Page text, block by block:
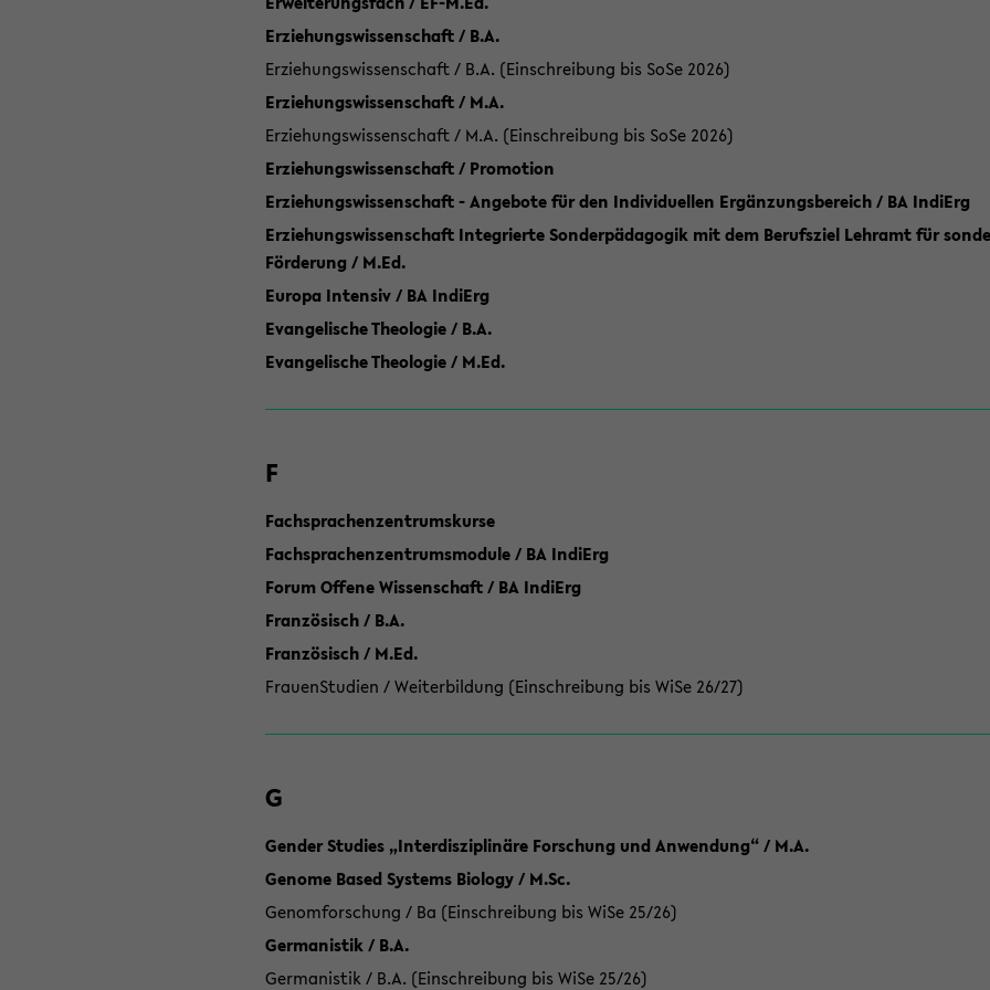
Erziehungswissenschaft / B.A.
Erziehungswissenschaft / B.A. (Einschreibung bis SoSe 2026)
Erziehungswissenschaft / M.A.
Erziehungswissenschaft / M.A. (Einschreibung bis SoSe 2026)
Erziehungswissenschaft / Promotion
Erziehungswissenschaft - Angebote für den Individuellen Ergänzungsbereich / BA IndiErg
Erziehungswissenschaft Integrierte Sonderpädagogik mit dem Berufsziel Lehramt für
Förderung / M.Ed.
Europa Intensiv / BA IndiErg
Evangelische Theologie / B.A.
Evangelische Theologie / M.Ed.
F
Fachsprachenzentrumskurse
Fachsprachenzentrumsmodule / BA IndiErg
Forum Offene Wissenschaft / BA IndiErg
Französisch / B.A.
Französisch / M.Ed.
FrauenStudien / Weiterbildung (Einschreibung bis WiSe 26/27)
G
Gender Studies „Interdisziplinäre Forschung und Anwendung“ / M.A.
Genome Based Systems Biology / M.Sc.
Genomforschung / Ba (Einschreibung bis WiSe 25/26)
Germanistik / B.A.
Germanistik / B.A. (Einschreibung bis WiSe 25/26)